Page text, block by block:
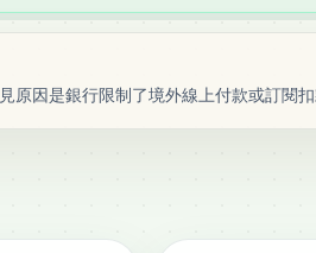
原因是銀行限制了境外線上付款或訂閱